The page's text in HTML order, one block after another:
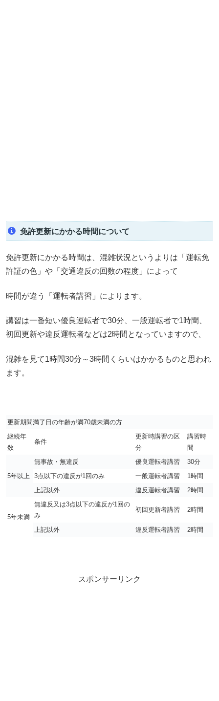
免許更新にかかる時間について
免許更新にかかる時間は、混雑状況というよりは「運転免
許証の色」や「交通違反の回数の程度」によって
時間が違う「運転者講習」によります。
講習は一番短い優良運転者で30分、一般運転者で1時間、
初回更新や違反運転者などは2時間となっていますので、
混雑を見て1時間30分～3時間くらいはかかるものと思われ
ます。
更新期間満了日の年齢が満70歳未満の方
継続年
数
条件
更新時講習の区
分
講習時
間
5年以上
無事故・無違反 優良運転者講習
30分
3点以下の違反が1回のみ
一般運転者講習
1時間
上記以外
違反運転者講習 2時間
5年未満
無違反又は3点以下の違反が1回の
み
初回更新者講習 2時間
上記以外 違反運転者講習 2時間
スポンサーリンク